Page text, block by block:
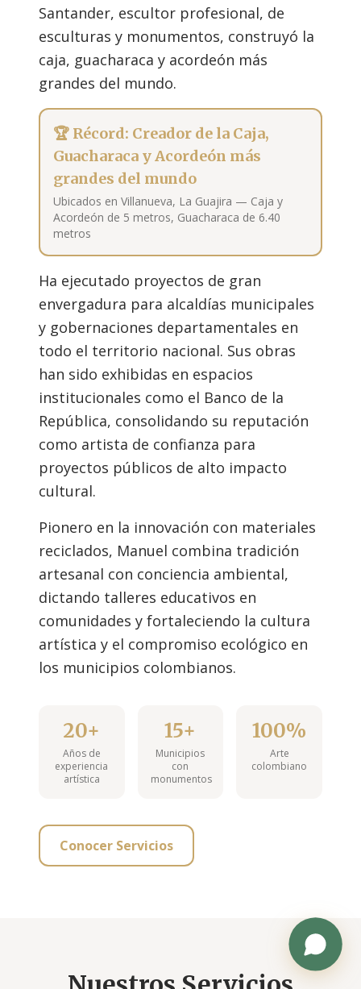
Santander, escultor profesional, de
esculturas y monumentos, construyó la
caja, guacharaca y acordeón más
grandes del mundo.
🏆 Récord: Creador de la Caja,
Guacharaca y Acordeón más
grandes del mundo
Ubicados en Villanueva, La Guajira — Caja y
Acordeón de 5 metros, Guacharaca de 6.40
metros
Ha ejecutado proyectos de gran
envergadura para alcaldías municipales
y gobernaciones departamentales en
todo el territorio nacional. Sus obras
han sido exhibidas en espacios
institucionales como el Banco de la
República, consolidando su reputación
como artista de confianza para
proyectos públicos de alto impacto
cultural.
Pionero en la innovación con materiales
reciclados, Manuel combina tradición
artesanal con conciencia ambiental,
dictando talleres educativos en
comunidades y fortaleciendo la cultura
artística y el compromiso ecológico en
los municipios colombianos.
20+
Años de
experiencia
artística
15+
Municipios
con
monumentos
100%
Arte
colombiano
Conocer Servicios